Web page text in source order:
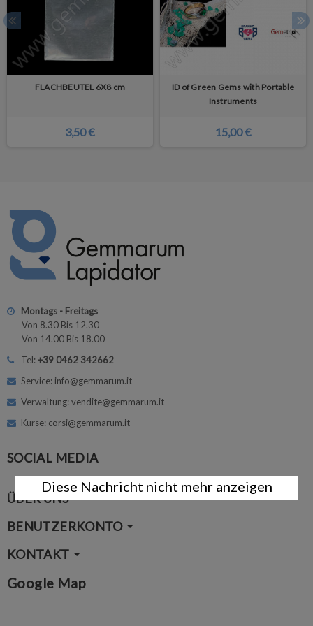
FLACHBEUTEL 6X8 cm
3,50 €
ID of Green Gems with Portable
Instruments
15,00 €
Montags - Freitags
Von 8.30 Bis 12.30
Von 14.00 Bis 18.00
Tel:+39 0462 342662
Service: info@gemmarum.it
Verwaltung: vendite@gemmarum.it
Kurse: corsi@gemmarum.it
SOCIAL MEDIA
ÜBER UNS
BENUTZERKONTO
KONTAKT
Google Map
Diese Nachricht nicht mehr anzeigen